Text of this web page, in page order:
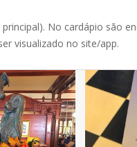
No cardápio são
visualizado no site/app.